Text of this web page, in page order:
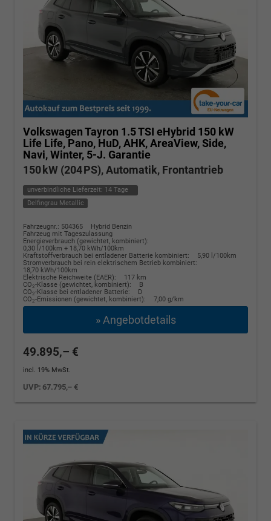
Volkswagen Tayron 1.5 TSI eHybrid 150 kW
Life Life, Pano, HuD, AHK, AreaView, Side,
Navi, Winter, 5-J. Garantie
150 kW (204 PS), Automatik, Frontantrieb
unverbindliche Lieferzeit: 14 Tage
Delfingrau Metallic
Fahrzeugnr.: 504365
Hybrid Benzin
Fahrzeug mit Tageszulassung
Energieverbrauch (gewichtet, kombiniert):
0,30 l/100km + 18,70 kWh/100km
Kraftstoffverbrauch bei entladener Batterie kombiniert:
5,90 l/100km
Stromverbrauch bei rein elektrischem Betrieb kombiniert:
18,70 kWh/100km
Elektrische Reichweite (EAER):
117 km
CO2-Klasse (gewichtet, kombiniert):
B
CO2-Klasse bei entladener Batterie:
D
CO2-Emissionen (gewichtet, kombiniert): 7,00 g/km
» Angebotdetails
49.895,– €
incl. 19% MwSt.
UVP: 67.795,– €